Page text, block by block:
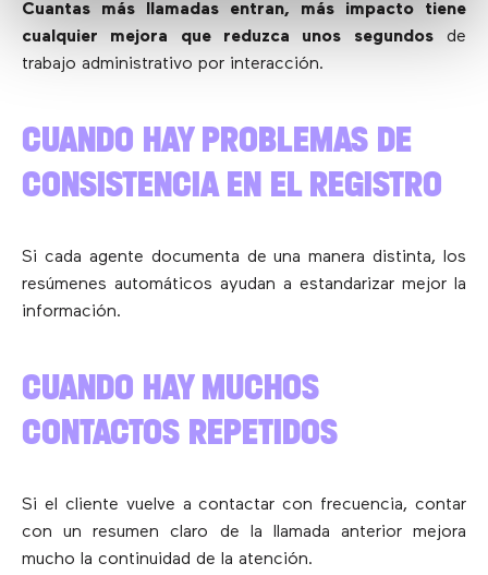
Cuantas más llamadas entran, más impacto tiene
cualquier mejora que reduzca unos segundosde
trabajo administrativo por interacción.
CUANDO HAY PROBLEMAS DE
CONSISTENCIA EN EL REGISTRO
Si cada agente documenta de una manera distinta, los
resúmenes automáticos ayudan a estandarizar mejor la
información.
CUANDO HAY MUCHOS
CONTACTOS REPETIDOS
Si el cliente vuelve a contactar con frecuencia, contar
con un resumen claro de la llamada anterior mejora
mucho la continuidad de la atención.